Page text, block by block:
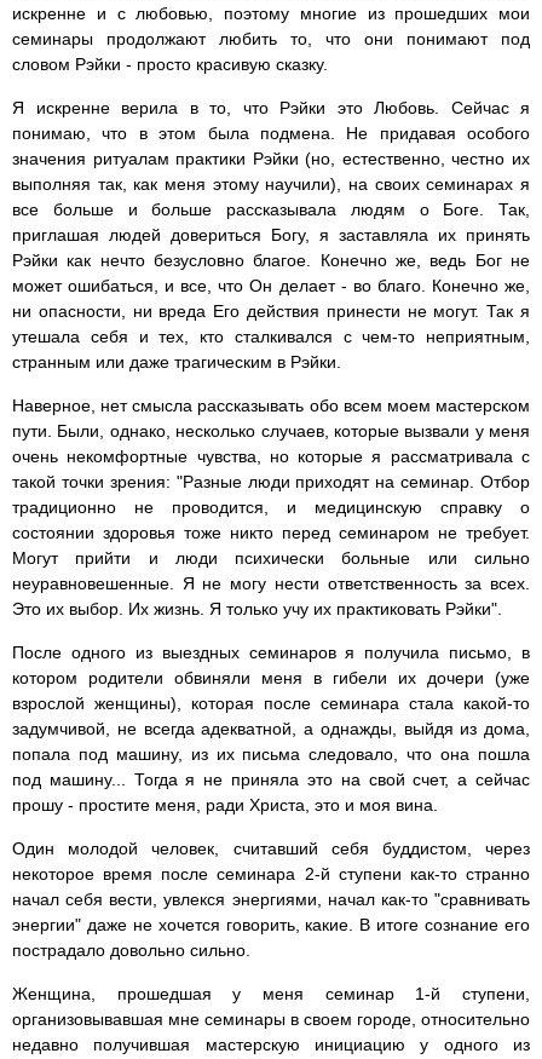
искренне и с любовью, поэтому многие из прошедших мои
семинары продолжают любить то, что они понимают под
словом Рэйки - просто красивую сказку.
Я искренне верила в то, что Рэйки это Любовь. Сейчас я
понимаю, что в этом была подмена. Не придавая особого
значения ритуалам практики Рэйки (но, естественно, честно их
выполняя так, как меня этому научили), на своих семинарах я
все больше и больше рассказывала людям о Боге. Так,
приглашая людей довериться Богу, я заставляла их принять
Рэйки как нечто безусловно благое. Конечно же, ведь Бог не
может ошибаться, и все, что Он делает - во благо. Конечно же,
ни опасности, ни вреда Его действия принести не могут. Так я
утешала себя и тех, кто сталкивался с чем-то неприятным,
странным или даже трагическим в Рэйки.
Наверное, нет смысла рассказывать обо всем моем мастерском
пути. Были, однако, несколько случаев, которые вызвали у меня
очень некомфортные чувства, но которые я рассматривала с
такой точки зрения: "Разные люди приходят на семинар. Отбор
традиционно не проводится, и медицинскую справку о
состоянии здоровья тоже никто перед семинаром не требует.
Могут прийти и люди психически больные или сильно
неуравновешенные. Я не могу нести ответственность за всех.
Это их выбор. Их жизнь. Я только учу их практиковать Рэйки".
После одного из выездных семинаров я получила письмо, в
котором родители обвиняли меня в гибели их дочери (уже
взрослой женщины), которая после семинара стала какой-то
задумчивой, не всегда адекватной, а однажды, выйдя из дома,
попала под машину, из их письма следовало, что она пошла
под машину... Тогда я не приняла это на свой счет, а сейчас
прошу - простите меня, ради Христа, это и моя вина.
Один молодой человек, считавший себя буддистом, через
некоторое время после семинара 2-й ступени как-то странно
начал себя вести, увлекся энергиями, начал как-то "сравнивать
энергии" даже не хочется говорить, какие. В итоге сознание его
пострадало довольно сильно.
Женщина, прошедшая у меня семинар 1-й ступени,
организовывавшая мне семинары в своем городе, относительно
недавно получившая мастерскую инициацию у одного из